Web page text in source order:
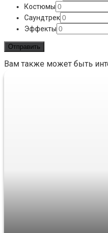
Костюмы
Саундтрек
Эффекты
Вам также может быть